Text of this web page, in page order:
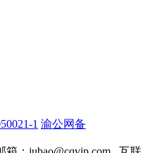
1 渝公网备